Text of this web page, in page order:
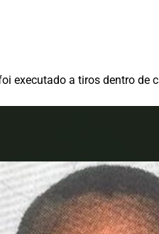
executado a tiros dentro de